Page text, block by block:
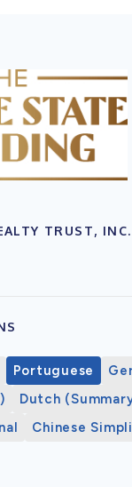
TRUST, INC.
Portuguese
Dutch
Chinese